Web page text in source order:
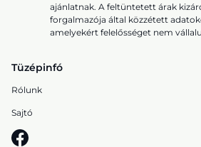
ajánlatnak. A feltüntetett árak
forgalmazója által közzétett
amelyekért felelősséget nem
Tüzépinfó
Rólunk
Sajtó